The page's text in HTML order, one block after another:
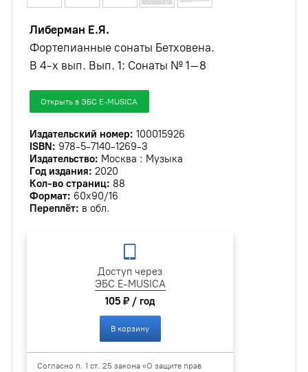
Либерман Е.Я.
Фортепианные сонаты Бетховена.
В 4-х вып. Вып. 1: Сонаты № 1–8
Открыть в ЭБС E-MUSICA
Издательский номер: 100015926
ISBN: 978-5-7140-1269-3
Издательство: Москва : Музыка
Год издания: 2020
Кол-во страниц: 88
Формат: 60х90/16
Переплёт: в обл.
Доступ через
ЭБС E-MUSICA
105 ₽ / год
В корзину
Согласно п. 1 ст. 25 закона «О защите прав